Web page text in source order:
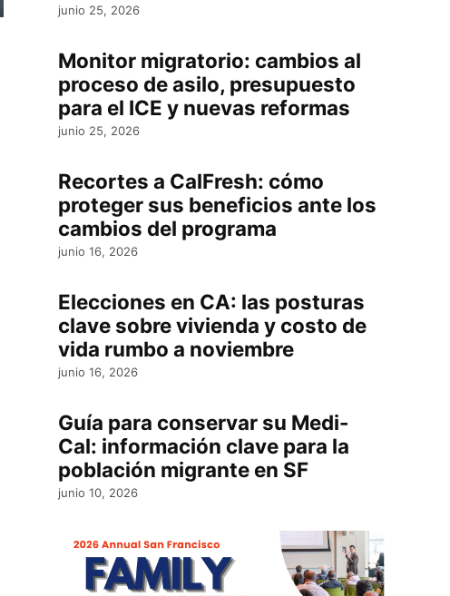
junio 25, 2026
Monitor migratorio: cambios al
proceso de asilo, presupuesto
para el ICE y nuevas reformas
junio 25, 2026
Recortes a CalFresh: cómo
proteger sus beneficios ante los
cambios del programa
junio 16, 2026
Elecciones en CA: las posturas
clave sobre vivienda y costo de
vida rumbo a noviembre
junio 16, 2026
Guía para conservar su Medi-
Cal: información clave para la
población migrante en SF
junio 10, 2026